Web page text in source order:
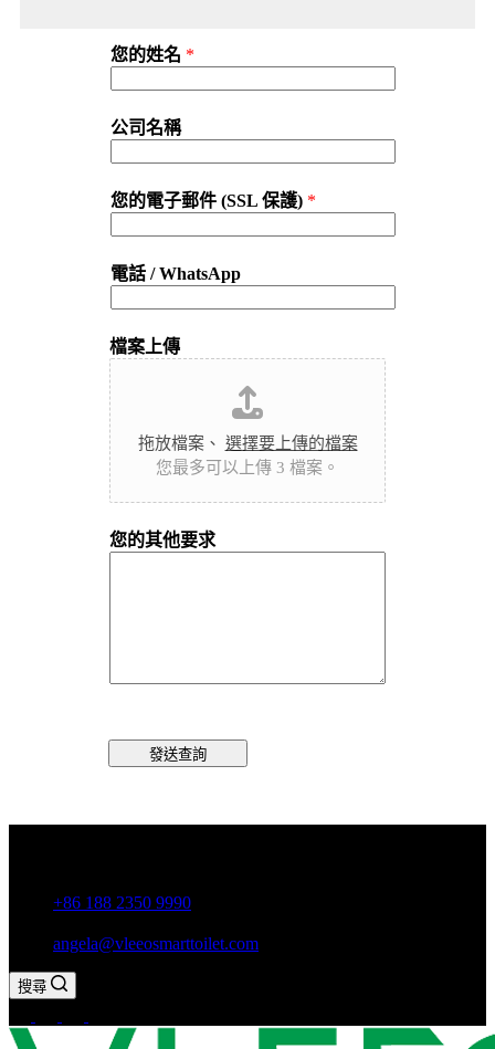
您的姓名 *
公司名稱
您的電子郵件 (SSL 保護) *
電話 / WhatsApp
檔案上傳
拖放檔案、 選擇要上傳的檔案
您最多可以上傳 3 檔案。
您的其他要求
發送查詢
+86 188 2350 9990
angela@vleeosmarttoilet.com
搜尋